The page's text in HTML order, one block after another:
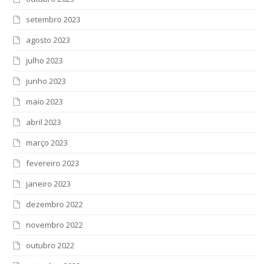
setembro 2023
agosto 2023
julho 2023
junho 2023
maio 2023
abril 2023
março 2023
fevereiro 2023
janeiro 2023
dezembro 2022
novembro 2022
outubro 2022